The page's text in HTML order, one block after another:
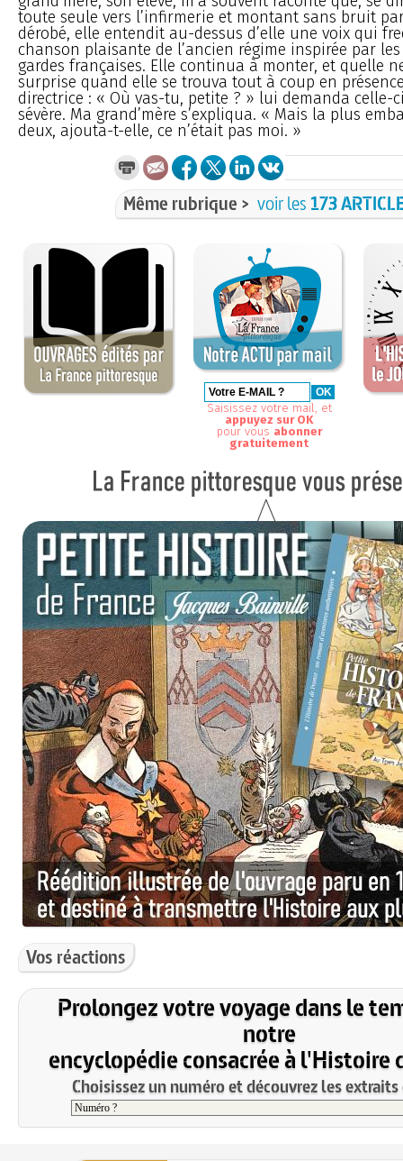
toute seule vers l’infirmerie et montant sans bruit
dérobé, elle entendit au-dessus d’elle une voix qui
chanson plaisante de l’ancien régime inspirée par
gardes françaises. Elle continua à monter, et quelle
surprise quand elle se trouva tout à coup en
directrice : « Où vas-tu, petite ? » lui demanda celle-
sévère. Ma grand’mère s’expliqua. « Mais la plus
deux, ajouta-t-elle, ce n’était pas moi. »
Même rubrique > voir les 173
Saisissez votre mail, et
appuyez sur OK
pour vous abonner
gratuitement
Vos réactions
Prolongez votre voyage dans le
notre
encyclopédie consacrée à l'Histoire
Choisissez un numéro et découvrez les